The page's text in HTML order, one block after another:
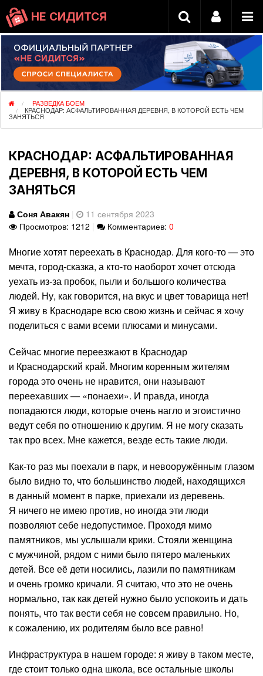
НЕ СИДИТСЯ
РАЗВЕДКА БОЕМ
КРАСНОДАР: АСФАЛЬТИРОВАННАЯ ДЕРЕВНЯ, В КОТОРОЙ ЕСТЬ ЧЕМ
ЗАНЯТЬСЯ
КРАСНОДАР: АСФАЛЬТИРОВАННАЯ
ДЕРЕВНЯ, В КОТОРОЙ ЕСТЬ ЧЕМ
ЗАНЯТЬСЯ
Соня Авакян
11 сентября 2023
Просмотров: 1212
Комментариев: 0
Многие хотят переехать в Краснодар. Для кого-то — это
мечта, город-сказка, а кто-то наоборот хочет отсюда
уехать из-за пробок, пыли и большого количества
людей. Ну, как говорится, на вкус и цвет товарища нет!
Я живу в Краснодаре всю свою жизнь и сейчас я хочу
поделиться с вами всеми плюсами и минусами.
Сейчас многие переезжают в Краснодар
и Краснодарский край. Многим коренным жителям
города это очень не нравится, они называют
переехавших — «понаехи». И правда, иногда
попадаются люди, которые очень нагло и эгоистично
ведут себя по отношению к другим. Я не могу сказать
так про всех. Мне кажется, везде есть такие люди.
Как-то раз мы поехали в парк, и невооружённым глазом
было видно то, что большинство людей, находящихся
в данный момент в парке, приехали из деревень.
Я ничего не имею против, но иногда эти люди
позволяют себе недопустимое. Проходя мимо
памятников, мы услышали крики. Стояли женщина
с мужчиной, рядом с ними было пятеро маленьких
детей. Все её дети носились, лазили по памятникам
и очень громко кричали. Я считаю, что это не очень
нормально, так как детей нужно было успокоить и дать
понять, что так вести себя не совсем правильно. Но,
к сожалению, их родителям было все равно!
Инфраструктура в нашем городе: я живу в таком месте,
где стоит только одна школа, все остальные школы